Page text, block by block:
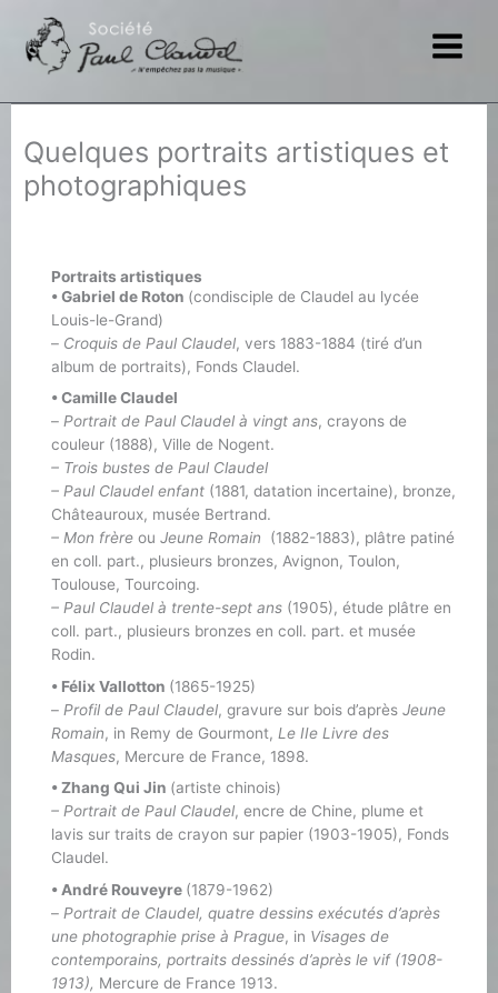
contenu
Quelques portraits artistiques et
photographiques
Portraits artistiques
• Gabriel de Roton (condisciple de Claudel au lycée
Louis-le-Grand)
– Croquis de Paul Claudel, vers 1883-1884 (tiré d’un
album de portraits), Fonds Claudel.
• Camille Claudel
– Portrait de Paul Claudel à vingt ans, crayons de
couleur (1888), Ville de Nogent.
– Trois bustes de Paul Claudel
– Paul Claudel enfant (1881, datation incertaine), bronze,
Châteauroux, musée Bertrand.
– Mon frère ou Jeune Romain (1882-1883), plâtre patiné
en coll. part., plusieurs bronzes, Avignon, Toulon,
Toulouse, Tourcoing.
– Paul Claudel à trente-sept ans (1905), étude plâtre en
coll. part., plusieurs bronzes en coll. part. et musée
Rodin.
• Félix Vallotton (1865-1925)
– Profil de Paul Claudel, gravure sur bois d’après Jeune
Romain, in Remy de Gourmont, Le IIe Livre des
Masques, Mercure de France, 1898.
• Zhang Qui Jin (artiste chinois)
– Portrait de Paul Claudel, encre de Chine, plume et
lavis sur traits de crayon sur papier (1903-1905), Fonds
Claudel.
• André Rouveyre (1879-1962)
– Portrait de Claudel, quatre dessins exécutés d’après
une photographie prise à Prague, in Visages de
contemporains, portraits dessinés d’après le vif (1908-
1913), Mercure de France 1913.